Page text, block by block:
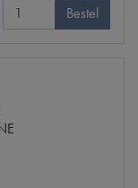
Bestel